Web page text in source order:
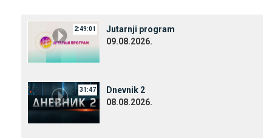
2:49:01
Јutarnji program
09.08.2026.
31:47
Dnevnik 2
08.08.2026.